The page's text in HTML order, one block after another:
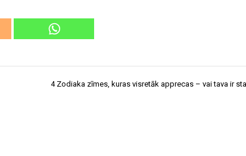
4 Zodiaka zīmes, kuras visretāk apprecas – vai tava ir